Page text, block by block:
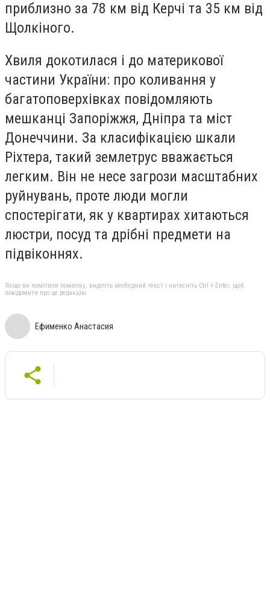
приблизно за 78 км від Керчі та 35 км від
Щолкіного.
Хвиля докотилася і до материкової
частини України: про коливання у
багатоповерхівках повідомляють
мешканці Запоріжжя, Дніпра та міст
Донеччини. За класифікацією шкали
Ріхтера, такий землетрус вважається
легким. Він не несе загрози масштабних
руйнувань, проте люди могли
спостерігати, як у квартирах хитаються
люстри, посуд та дрібні предмети на
підвіконнях.
Якщо ви помітили помилку, виділіть необхідний текст і натисніть Ctrl + Enter, щоб
повідомити про це редакцію
Ефименко Анастасия